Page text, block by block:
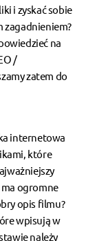
i zyskać sobie
zagadnieniem?
na
/
zatem do
internetowa
które
ogromne
opis filmu?
wpisują w
należy